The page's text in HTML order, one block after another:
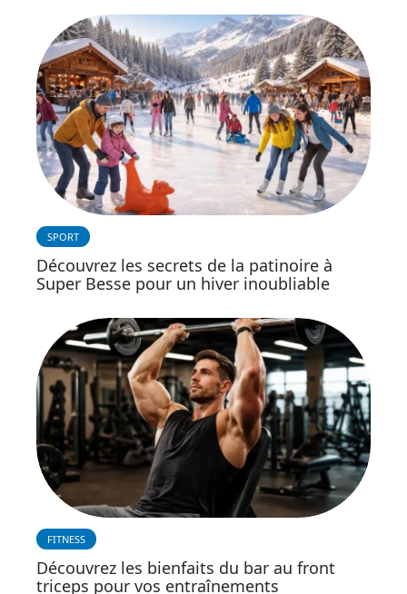
SPORT
Découvrez les secrets de la patinoire à
Super Besse pour un hiver inoubliable
FITNESS
Découvrez les bienfaits du bar au front
triceps pour vos entraînements